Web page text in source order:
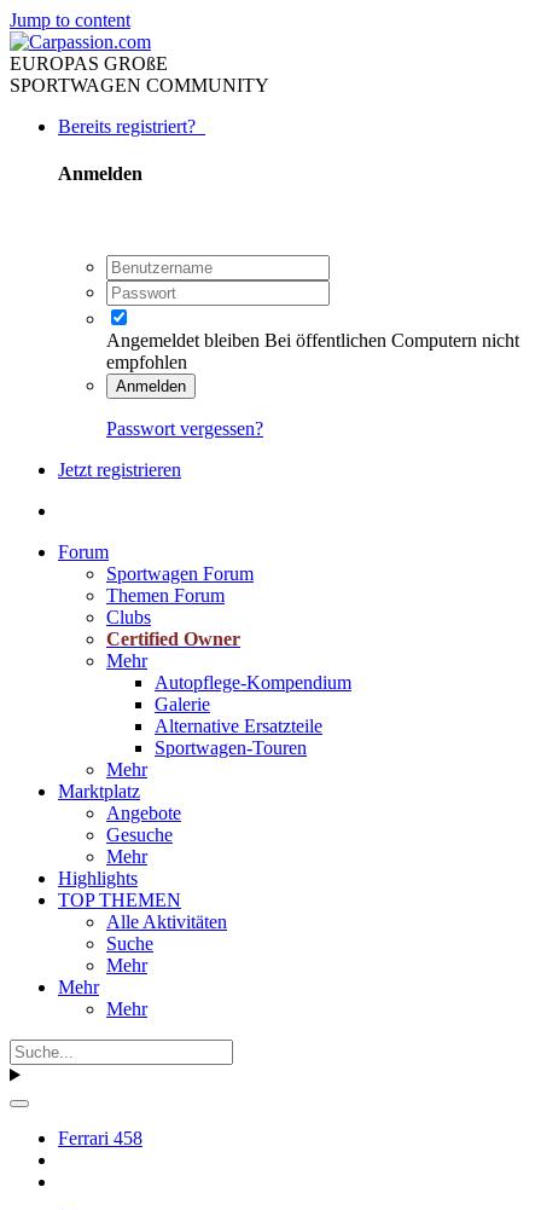
Jump to content
EUROPAS GROßE
SPORTWAGEN COMMUNITY
Bereits registriert?
Anmelden
Angemeldet bleiben Bei öffentlichen Computern nicht
empfohlen
Anmelden
Passwort vergessen?
Jetzt registrieren
Forum
Sportwagen Forum
Themen Forum
Clubs
Certified Owner
Mehr
Autopflege-Kompendium
Galerie
Alternative Ersatzteile
Sportwagen-Touren
Mehr
Marktplatz
Angebote
Gesuche
Mehr
Highlights
TOP THEMEN
Alle Aktivitäten
Suche
Mehr
Mehr
Mehr
Ferrari 458